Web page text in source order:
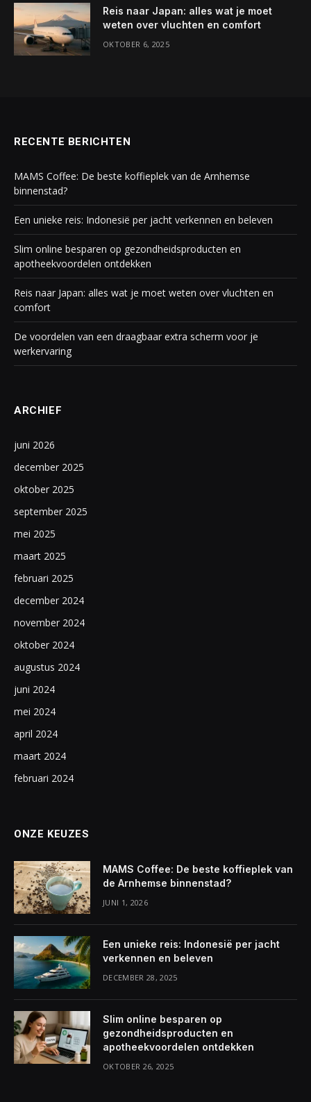
Reis naar Japan: alles wat je moet
weten over vluchten en comfort
OKTOBER 6, 2025
RECENTE BERICHTEN
MAMS Coffee: De beste koffieplek van de Arnhemse
binnenstad?
Een unieke reis: Indonesië per jacht verkennen en beleven
Slim online besparen op gezondheidsproducten en
apotheekvoordelen ontdekken
Reis naar Japan: alles wat je moet weten over vluchten en
comfort
De voordelen van een draagbaar extra scherm voor je
werkervaring
ARCHIEF
juni 2026
december 2025
oktober 2025
september 2025
mei 2025
maart 2025
februari 2025
december 2024
november 2024
oktober 2024
augustus 2024
juni 2024
mei 2024
april 2024
maart 2024
februari 2024
ONZE KEUZES
MAMS Coffee: De beste koffieplek van
de Arnhemse binnenstad?
JUNI 1, 2026
Een unieke reis: Indonesië per jacht
verkennen en beleven
DECEMBER 28, 2025
Slim online besparen op
gezondheidsproducten en
apotheekvoordelen ontdekken
OKTOBER 26, 2025